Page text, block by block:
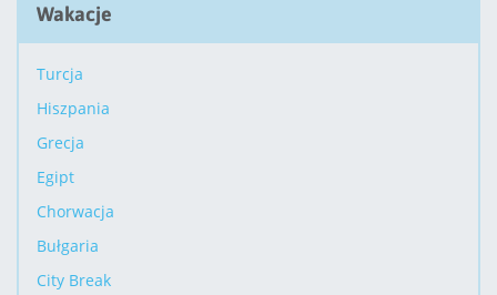
Wakacje
Turcja
Hiszpania
Grecja
Egipt
Chorwacja
Bułgaria
City Break